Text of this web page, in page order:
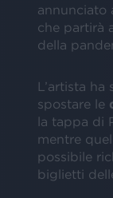
annunciato
che partirà
della
L’artista
spostare le
la tappa di
mentre
possibile
biglietti